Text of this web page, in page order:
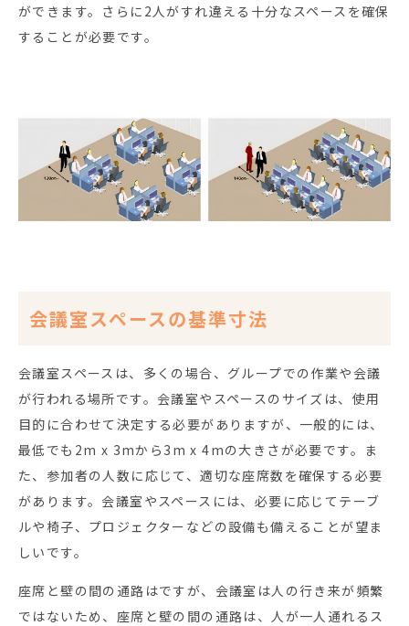
ができます。さらに2人がすれ違える十分なスペースを確保
することが必要です。
会議室スペースの基準寸法
会議室スペースは、多くの場合、グループでの作業や会議
が行われる場所です。会議室やスペースのサイズは、使用
目的に合わせて決定する必要がありますが、一般的には、
最低でも2m x 3mから3m x 4mの大きさが必要です。ま
た、参加者の人数に応じて、適切な座席数を確保する必要
があります。会議室やスペースには、必要に応じてテーブ
ルや椅子、プロジェクターなどの設備も備えることが望ま
しいです。
座席と壁の間の通路はですが、会議室は人の行き来が頻繁
ではないため、座席と壁の間の通路は、人が一人通れるス